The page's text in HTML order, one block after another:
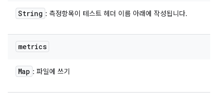
String : 측정항목이 테스트 헤더 이름 아래에 작성됩니다.
metrics
Map : 파일에 쓰기